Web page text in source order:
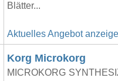
Blätter...
Aktuelles Angebot
Korg Microkorg
MICROKORG